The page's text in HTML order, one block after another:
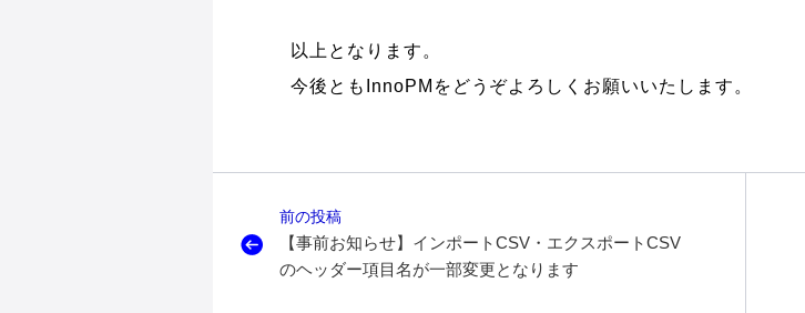
以上となります。
今後ともInnoPMをどうぞよろしくお願いいたします。
前の投稿
【事前お知らせ】インポートCSV・エクスポートCSV
のヘッダー項目名が一部変更となります